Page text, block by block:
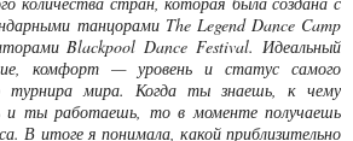
танцорами The Legend Dance Camp
Blackpool Dance Festival. Идеальный
комфорт — уровень и статус самого
турнира мира. Когда ты знаешь, к чему
и ты работаешь, то в моменте получаешь
В итоге я понимала, какой приблизительно